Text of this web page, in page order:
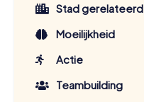
Stad gerelateerd
Moeilijkheid
Actie
Teambuilding